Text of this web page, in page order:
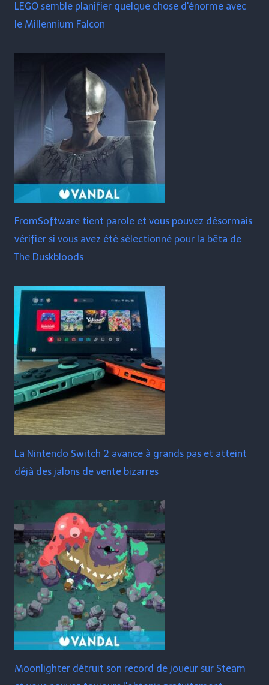
LEGO semble planifier quelque chose d'énorme avec
le Millennium Falcon
FromSoftware tient parole et vous pouvez désormais
vérifier si vous avez été sélectionné pour la bêta de
The Duskbloods
La Nintendo Switch 2 avance à grands pas et atteint
déjà des jalons de vente bizarres
Moonlighter détruit son record de joueur sur Steam